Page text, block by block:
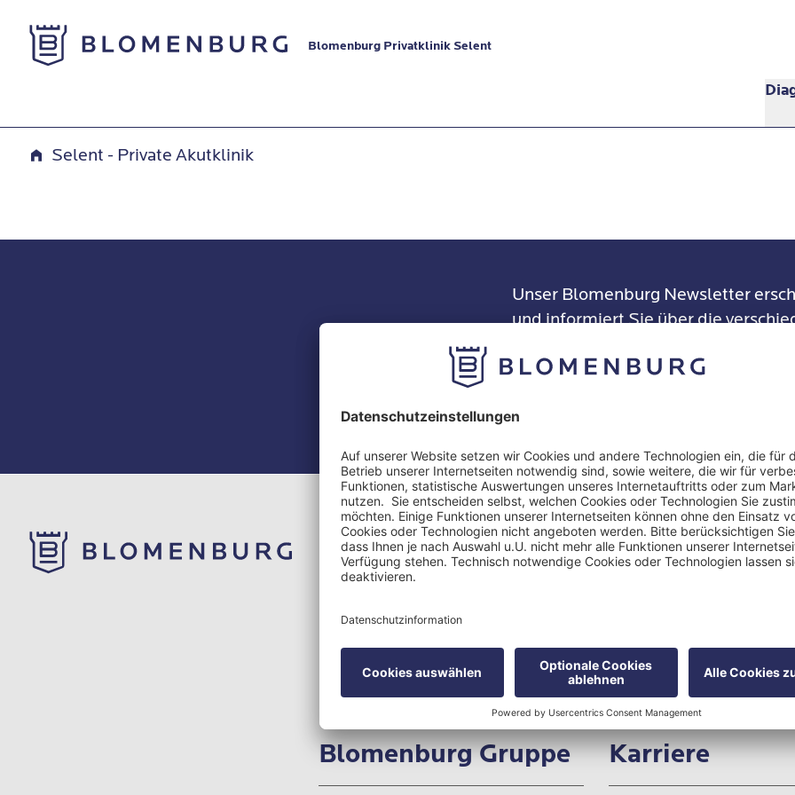
Zur Startseite
Blomenburg Privatklinik Selent
Selent - Private Akutklinik
Unser Blomenburg Newsletter
und informiert Sie über die
Stressfolgeerkrankungen, unsere
Standorte und Veranstaltungen.
Informationen praktisch
verpassen keine Neuigkeiten.
Blomenburg Privatklinik
Selent
Tel.:+49 4384
Blomenburg Gruppe Karriere